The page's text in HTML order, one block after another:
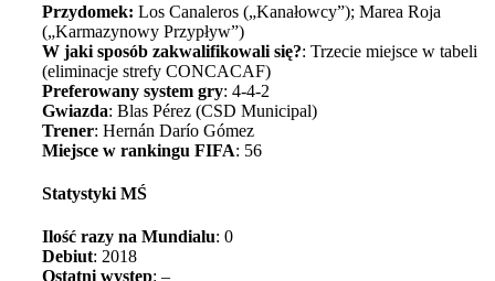
Przydomek: Los Canaleros („Kanałowcy”); Marea Roja
(„Karmazynowy Przypływ”)
W jaki sposób zakwalifikowali się?: Trzecie miejsce w tabeli
(eliminacje strefy CONCACAF)
Preferowany system gry: 4-4-2
Gwiazda: Blas Pérez (CSD Municipal)
Trener: Hernán Darío Gómez
Miejsce w rankingu FIFA: 56
Statystyki MŚ
Ilość razy na Mundialu: 0
Debiut: 2018
Ostatni występ: –